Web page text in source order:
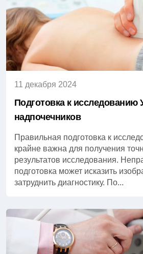
11 декабря 2024
Подготовка к исследованию
надпочечников
Правильная подготовка к
крайне важна для получения
результатов исследования.
подготовка может исказить
затруднить диагностику. По...